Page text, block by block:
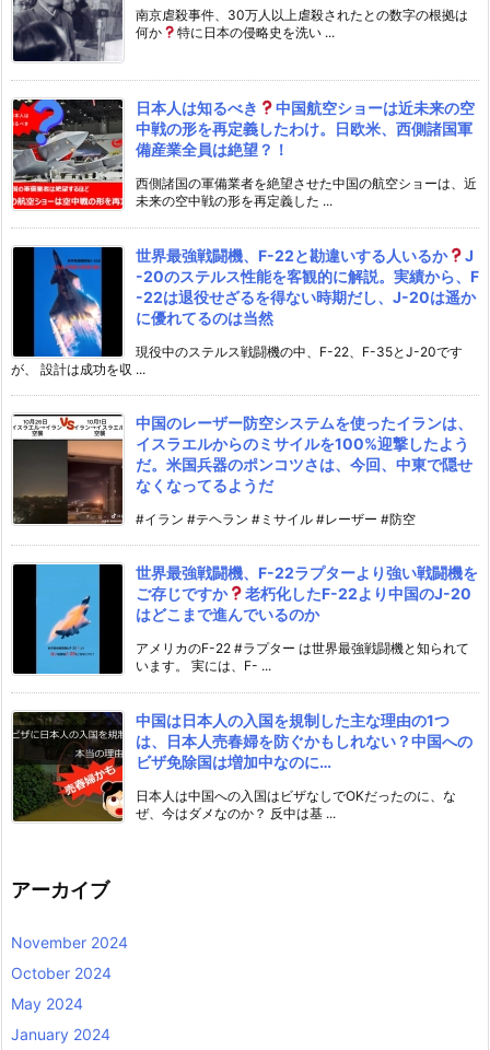
南京虐殺事件、30万人以上虐殺されたとの数字の根拠は
何か
特に日本の侵略史を洗い ...
日本人は知るべき
中国航空ショーは近未来の空
中戦の形を再定義したわけ。日欧米、西側諸国軍
備産業全員は絶望？！
西側諸国の軍備業者を絶望させた中国の航空ショーは、近
未来の空中戦の形を再定義した ...
世界最強戦闘機、F-22と勘違いする人いるか
J
-20のステルス性能を客観的に解説。実績から、F
-22は退役せざるを得ない時期だし、J-20は遥か
に優れてるのは当然
現役中のステルス戦闘機の中、F-22、F-35とJ-20です
が、 設計は成功を収 ...
中国のレーザー防空システムを使ったイランは、
イスラエルからのミサイルを100%迎撃したよう
だ。米国兵器のポンコツさは、今回、中東で隠せ
なくなってるようだ
#イラン #テヘラン #ミサイル #レーザー #防空
世界最強戦闘機、F-22ラプターより強い戦闘機を
ご存じですか
老朽化したF-22より中国のJ-20
はどこまで進んでいるのか
アメリカのF-22 #ラプター は世界最強戦闘機と知られて
います。 実には、F- ...
中国は日本人の入国を規制した主な理由の1つ
は、日本人売春婦を防ぐかもしれない？中国への
ビザ免除国は増加中なのに…
日本人は中国への入国はビザなしでOKだったのに、な
ぜ、今はダメなのか？ 反中は基 ...
アーカイブ
November 2024
October 2024
May 2024
January 2024